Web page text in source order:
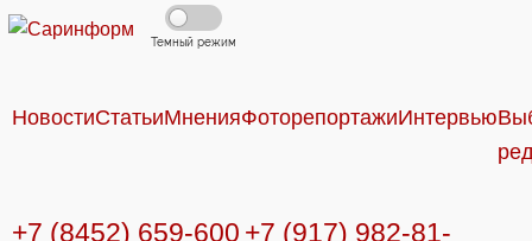
Темный режим
НовостиСтатьиМненияФоторепортажиИнтервью
+7 (8452) 659-600 +7 (917) 982-81-